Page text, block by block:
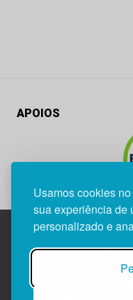
Usamos cookies
sua experiência de
personalizado e
APOIOS
Edif. Lisboa Oriente |
1800-282 Lisboa | Portugal